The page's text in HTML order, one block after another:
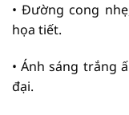
• Đường cong
họa tiết.
• Ánh sáng trắng
đại.